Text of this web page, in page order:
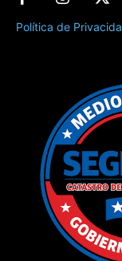
Política de